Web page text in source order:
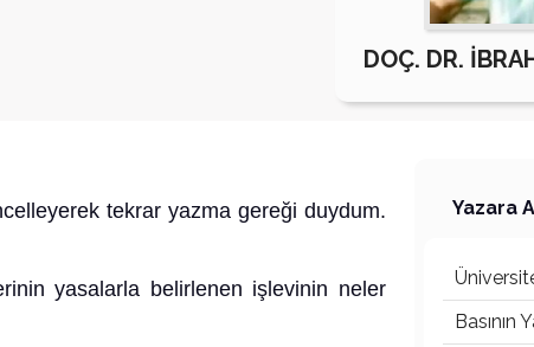
DOÇ. DR.
tekrar yazma gereği duydum.
yasalarla belirlenen işlevinin neler
Yazara
Basının